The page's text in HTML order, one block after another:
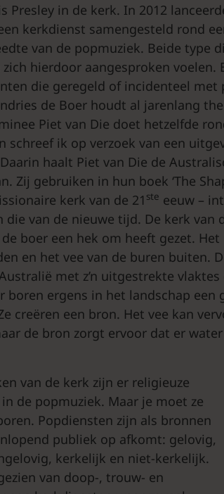
Presley in de kerk. In 2012
kerkdienst samengesteld rond
van de popmuziek. Beide type
hierdoor aangesproken voelen.
die geregeld of incidenteel met
de Boer houdt al jarenlang
Piet van Die doet hetzelfde
schreef ik op verzoek van een
haalt Piet van Die de
Zij gebruiken in hun boek ‘The
kerk van de 21 ste eeuw –
die van de nieuwe tijd. De kerk van
boer een hek om heeft gezet.
en het vee van de buren buiten.
met z’n uitgestrekte
boren ergens in het landschap
creëren een bron. Het vee kan
de bron zorgt ervoor dat er
van de kerk zijn er religieuze
de popmuziek. Maar je moet ze
Popdiensten zijn als bronnen
publiek op afkomt: gelovig,
kerkelijk en niet-kerkelijk.
van doop-, trouw- en